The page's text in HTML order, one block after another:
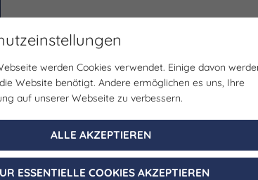
Erlebnisse Veranstaltungen Planen
werden Cookies verwendet. Einige davon
Website benötigt. Andere ermöglichen es uns, Ihre
auf unserer Webseite zu verbessern.
ALLE AKZEPTIEREN
ESSENTIELLE COOKIES AKZEPTIEREN